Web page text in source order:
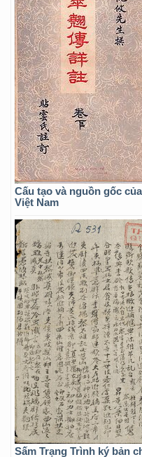
Cấu tạo và nguồn gốc
Việt Nam
Sấm Trạng Trình ký bản